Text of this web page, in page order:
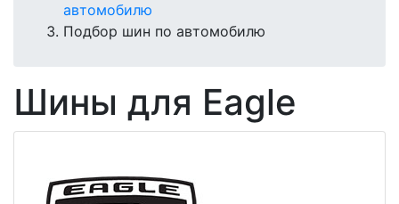
автомобилю
Подбор шин по автомобилю
Шины для Eagle